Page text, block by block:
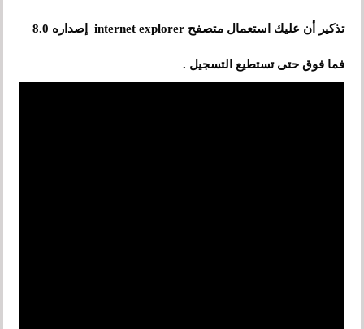
تذكير أن عليك استعمال متصفح internet explorer إصداره 8.0
فما فوق حتى تستطيع التسجيل .